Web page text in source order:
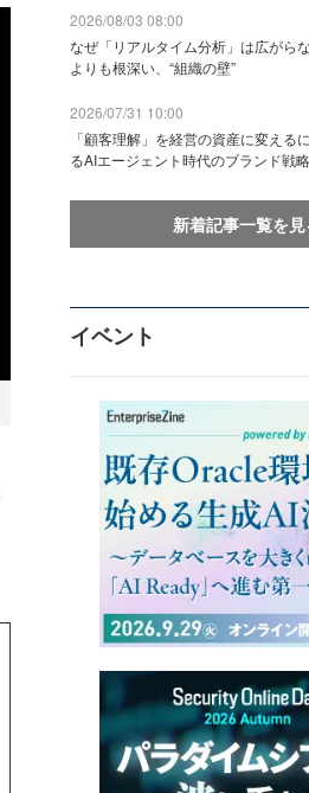
2026/08/03 08:00
なぜ「リアルタイム分析」は広が
よりも根深い、“組織の壁”
2026/07/31 10:00
「顧客理解」を経営の資産に変える
るAIエージェント時代のブランド戦略
新着記事一覧を見
イベント